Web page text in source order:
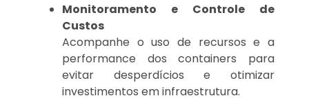
Monitoramento e Controle de
Custos
Acompanhe o uso de recursos e a
performance dos containers para
evitar desperdícios e otimizar
investimentos em infraestrutura.